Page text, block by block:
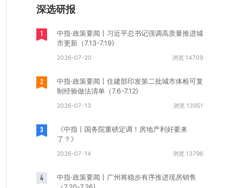
深选研报
1
中指·政策要闻丨习近平总书记强调高质量推进城
市更新（7.13-7.19)
2026-07-20 浏览 14709
2
中指·政策要闻丨住建部印发第二批城市体检可复
制经验做法清单（7.6-7.12)
2026-07-13 浏览 13951
3
《中指丨国务院重磅定调！房地产利好要来
了？》
2026-07-14 浏览 13796
4
中指·政策要闻丨广州将稳步有序推进现房销售